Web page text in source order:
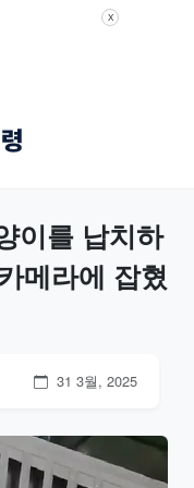
X
이를 납치하
메라에 잡혔
31 3월, 2025